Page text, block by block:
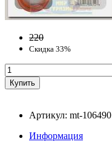
220
Скидка 33%
Артикул: mt-106490
Информация